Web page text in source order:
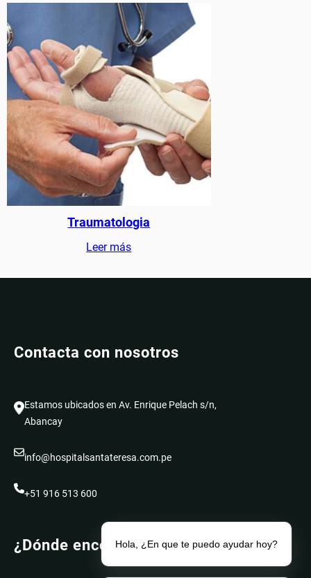
Traumatologia
Leer más
Contacta con nosotros
Estamos ubicados en Av. Enrique Pelach s/n,
Abancay
info@hospitalsantateresa.com.pe
+51 916 513 600
¿Dónde encontrarnos?Hola, ¿En que te puedo ayudar hoy?